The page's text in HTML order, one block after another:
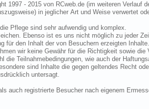
1997 - 2015 von RCweb.de (im weiteren
in jeglicher Art und Weise verwertet
Pflege sind sehr aufwendig und komplex.
Ebenso ist es uns nicht möglich zu jeder
für den Inhalt der von Besuchern erzeigten
wir keine Gewähr für die Richtigkeit sowie
die Teilnahmebedingungen, wie auch der
sind Inhalte die gegen geltendes Recht
untersagt.
auch registrierte Besucher nach eigenem